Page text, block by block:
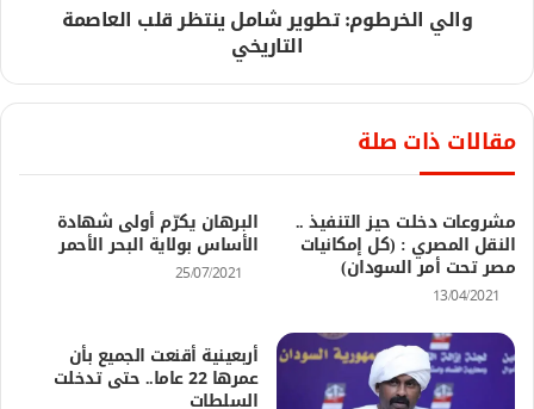
والي الخرطوم: تطوير شامل ينتظر قلب العاصمة
التاريخي
مقالات ذات صلة
مشروعات دخلت حيز التنفيذ ..
النقل المصري : (كل إمكانيات
مصر تحت أمر السودان)
13/04/2021
البرهان يكرّم أولى شهادة
الأساس بولاية البحر الأحمر
25/07/2021
أربعينية أقنعت الجميع بأن
عمرها 22 عاما.. حتى تدخلت
السلطات